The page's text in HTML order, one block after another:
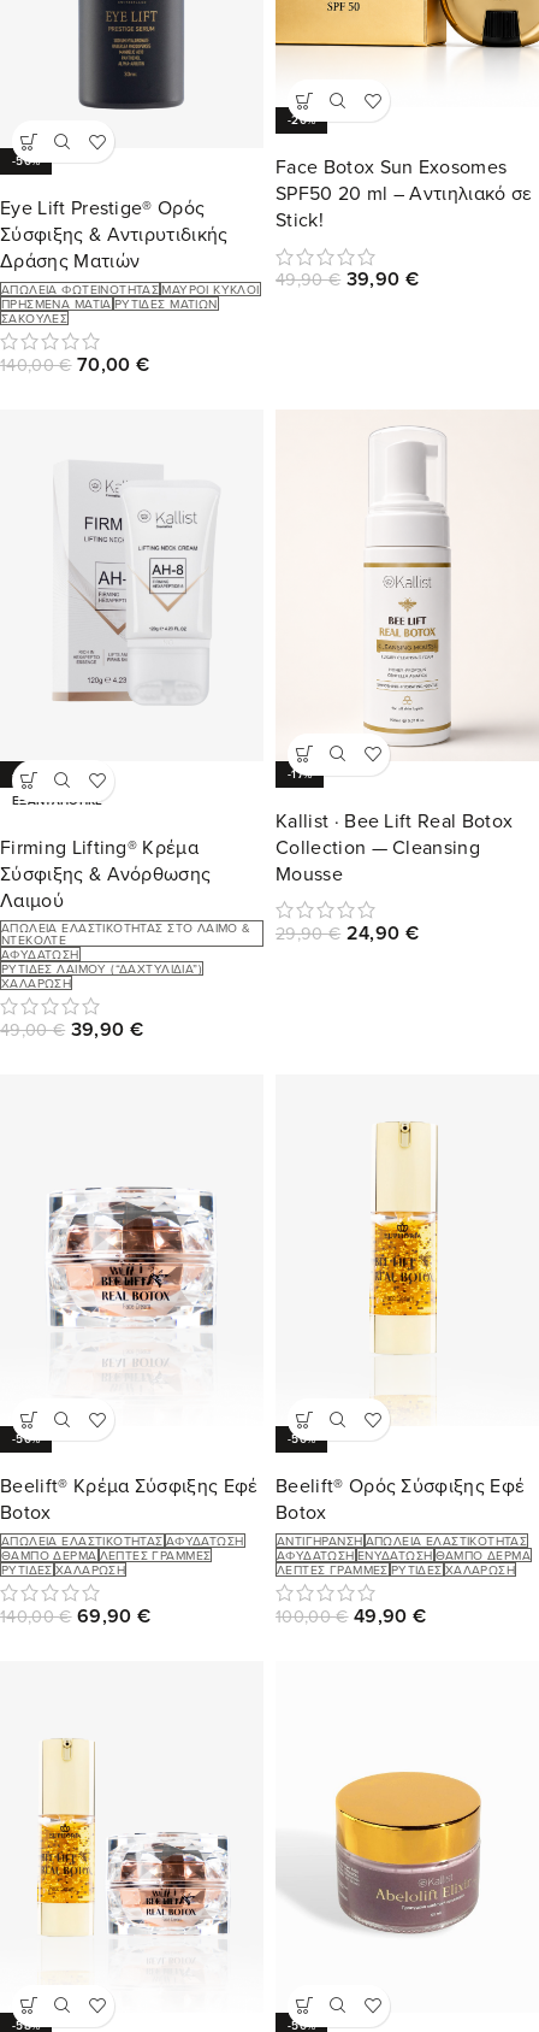
-50%
Eye Lift Prestige® Ορός
Σύσφιξης & Αντιρυτιδικής
Δράσης Ματιών
ΑΠΏΛΕΙΑ ΦΩΤΕΙΝΌΤΗΤΑΣΜΑΎΡΟΙ ΚΎΚΛΟΙ
ΠΡΗΣΜΈΝΑ ΜΆΤΙΑΡΥΤΊΔΕΣ ΜΑΤΙΏΝ
ΣΑΚΟΎΛΕΣ
140,00€ 70,00 €
-20%
Face Botox Sun Exosomes
SPF50 20 ml – Αντιηλιακό σε
Stick!
49,90€ 39,90 €
-19%
ΕΞΑΝΤΛΉΘΗΚΕ
Firming Lifting® Κρέμα
Σύσφιξης & Ανόρθωσης
Λαιμού
ΑΠΏΛΕΙΑ ΕΛΑΣΤΙΚΌΤΗΤΑΣ ΣΤΟ ΛΑΙΜΌ &
ΝΤΕΚΟΛΤΈ
ΑΦΥΔΆΤΩΣΗ
ΡΥΤΊΔΕΣ ΛΑΙΜΟΎ (“ΔΑΧΤΥΛΊΔΙΑ”)
ΧΑΛΆΡΩΣΗ
49,00€ 39,90 €
-17%
Kallist · Bee Lift Real Botox
Collection — Cleansing
Mousse
29,90€ 24,90 €
-50%
Beelift® Κρέμα Σύσφιξης Εφέ
Botox
ΑΠΏΛΕΙΑ ΕΛΑΣΤΙΚΌΤΗΤΑΣΑΦΥΔΆΤΩΣΗ
ΘΑΜΠΌ ΔΈΡΜΑΛΕΠΤΈΣ ΓΡΑΜΜΈΣ
ΡΥΤΊΔΕΣΧΑΛΆΡΩΣΗ
140,00€ 69,90 €
-50%
Beelift® Ορός Σύσφιξης Εφέ
Botox
ΑΝΤΙΓΉΡΑΝΣΗΑΠΏΛΕΙΑ ΕΛΑΣΤΙΚΌΤΗΤΑΣ
ΑΦΥΔΆΤΩΣΗΕΝΥΔΆΤΩΣΗΘΑΜΠΌ ΔΈΡΜΑ
ΛΕΠΤΈΣ ΓΡΑΜΜΈΣΡΥΤΊΔΕΣΧΑΛΆΡΩΣΗ
100,00€ 49,90 €
-58% -50%